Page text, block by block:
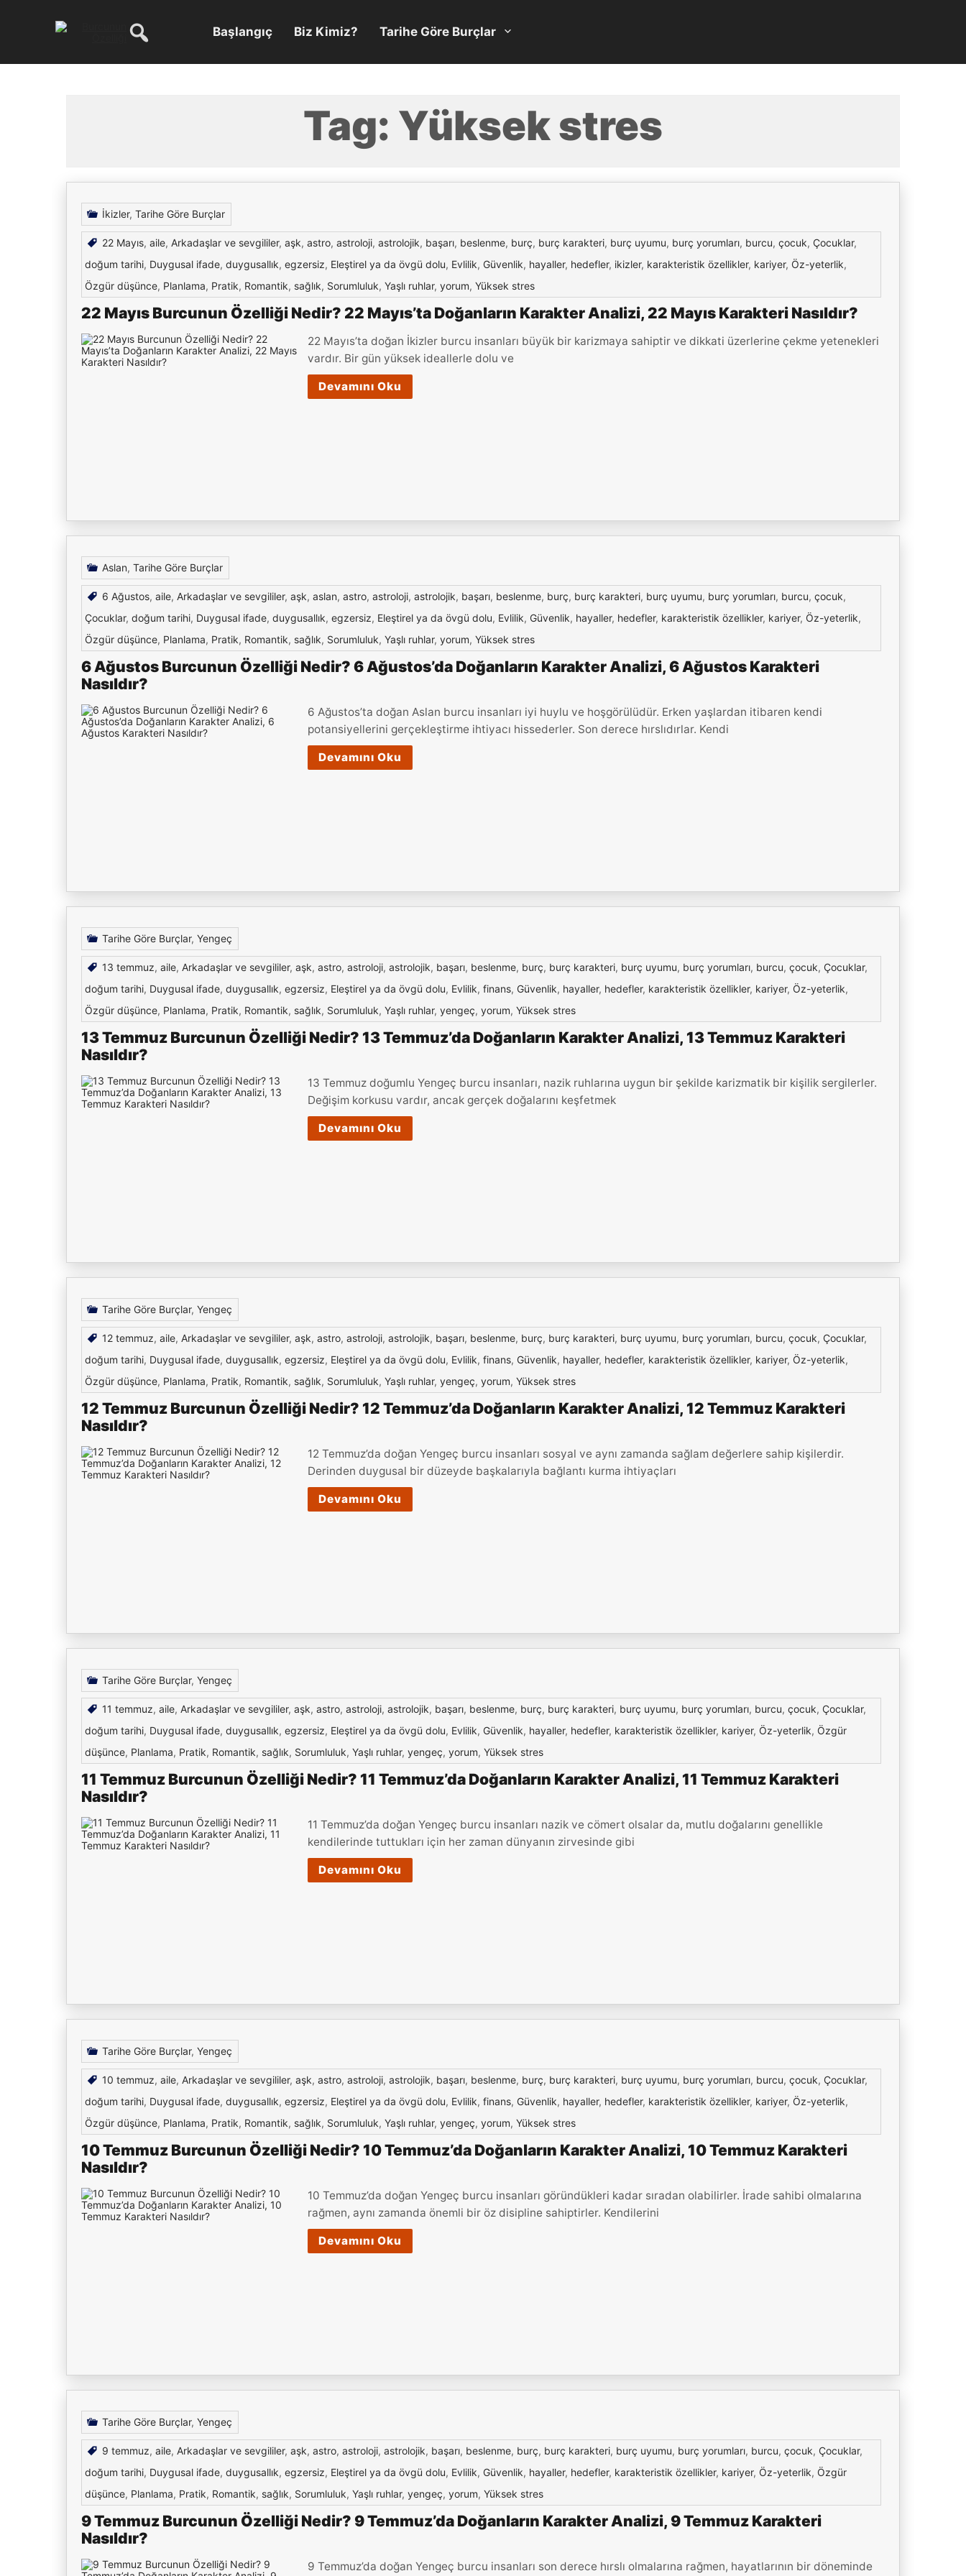
Başlangıç Biz Kimiz? Tarihe Göre Burçlar
Tag: Yüksek stres
İkizler, Tarihe Göre Burçlar
22 Mayıs, aile, Arkadaşlar ve sevgililer, aşk, astro, astroloji, astrolojik, başarı, beslenme, burç, burç karakteri, burç uyumu, burç yorumları, burcu, çocuk, Çocuklar,
doğum tarihi, Duygusal ifade, duygusallık, egzersiz, Eleştirel ya da övgü dolu, Evlilik, Güvenlik, hayaller, hedefler, ikizler, karakteristik özellikler, kariyer, Öz-yeterlik,
Özgür düşünce, Planlama, Pratik, Romantik, sağlık, Sorumluluk, Yaşlı ruhlar, yorum, Yüksek stres
22 Mayıs Burcunun Özelliği Nedir? 22 Mayıs’ta Doğanların Karakter Analizi, 22 Mayıs Karakteri Nasıldır?
22 Mayıs’ta doğan İkizler burcu insanları büyük bir karizmaya sahiptir ve dikkati üzerlerine çekme yetenekleri
vardır. Bir gün yüksek ideallerle dolu ve
Devamını Oku
Aslan, Tarihe Göre Burçlar
6 Ağustos, aile, Arkadaşlar ve sevgililer, aşk, aslan, astro, astroloji, astrolojik, başarı, beslenme, burç, burç karakteri, burç uyumu, burç yorumları, burcu, çocuk,
Çocuklar, doğum tarihi, Duygusal ifade, duygusallık, egzersiz, Eleştirel ya da övgü dolu, Evlilik, Güvenlik, hayaller, hedefler, karakteristik özellikler, kariyer, Öz-yeterlik,
Özgür düşünce, Planlama, Pratik, Romantik, sağlık, Sorumluluk, Yaşlı ruhlar, yorum, Yüksek stres
6 Ağustos Burcunun Özelliği Nedir? 6 Ağustos’da Doğanların Karakter Analizi, 6 Ağustos Karakteri
Nasıldır?
6 Ağustos’ta doğan Aslan burcu insanları iyi huylu ve hoşgörülüdür. Erken yaşlardan itibaren kendi
potansiyellerini gerçekleştirme ihtiyacı hissederler. Son derece hırslıdırlar. Kendi
Devamını Oku
Tarihe Göre Burçlar, Yengeç
13 temmuz, aile, Arkadaşlar ve sevgililer, aşk, astro, astroloji, astrolojik, başarı, beslenme, burç, burç karakteri, burç uyumu, burç yorumları, burcu, çocuk, Çocuklar,
doğum tarihi, Duygusal ifade, duygusallık, egzersiz, Eleştirel ya da övgü dolu, Evlilik, finans, Güvenlik, hayaller, hedefler, karakteristik özellikler, kariyer, Öz-yeterlik,
Özgür düşünce, Planlama, Pratik, Romantik, sağlık, Sorumluluk, Yaşlı ruhlar, yengeç, yorum, Yüksek stres
13 Temmuz Burcunun Özelliği Nedir? 13 Temmuz’da Doğanların Karakter Analizi, 13 Temmuz Karakteri
Nasıldır?
13 Temmuz doğumlu Yengeç burcu insanları, nazik ruhlarına uygun bir şekilde karizmatik bir kişilik sergilerler.
Değişim korkusu vardır, ancak gerçek doğalarını keşfetmek
Devamını Oku
Tarihe Göre Burçlar, Yengeç
12 temmuz, aile, Arkadaşlar ve sevgililer, aşk, astro, astroloji, astrolojik, başarı, beslenme, burç, burç karakteri, burç uyumu, burç yorumları, burcu, çocuk, Çocuklar,
doğum tarihi, Duygusal ifade, duygusallık, egzersiz, Eleştirel ya da övgü dolu, Evlilik, finans, Güvenlik, hayaller, hedefler, karakteristik özellikler, kariyer, Öz-yeterlik,
Özgür düşünce, Planlama, Pratik, Romantik, sağlık, Sorumluluk, Yaşlı ruhlar, yengeç, yorum, Yüksek stres
12 Temmuz Burcunun Özelliği Nedir? 12 Temmuz’da Doğanların Karakter Analizi, 12 Temmuz Karakteri
Nasıldır?
12 Temmuz’da doğan Yengeç burcu insanları sosyal ve aynı zamanda sağlam değerlere sahip kişilerdir.
Derinden duygusal bir düzeyde başkalarıyla bağlantı kurma ihtiyaçları
Devamını Oku
Tarihe Göre Burçlar, Yengeç
11 temmuz, aile, Arkadaşlar ve sevgililer, aşk, astro, astroloji, astrolojik, başarı, beslenme, burç, burç karakteri, burç uyumu, burç yorumları, burcu, çocuk, Çocuklar,
doğum tarihi, Duygusal ifade, duygusallık, egzersiz, Eleştirel ya da övgü dolu, Evlilik, Güvenlik, hayaller, hedefler, karakteristik özellikler, kariyer, Öz-yeterlik, Özgür
düşünce, Planlama, Pratik, Romantik, sağlık, Sorumluluk, Yaşlı ruhlar, yengeç, yorum, Yüksek stres
11 Temmuz Burcunun Özelliği Nedir? 11 Temmuz’da Doğanların Karakter Analizi, 11 Temmuz Karakteri
Nasıldır?
11 Temmuz’da doğan Yengeç burcu insanları nazik ve cömert olsalar da, mutlu doğalarını genellikle
kendilerinde tuttukları için her zaman dünyanın zirvesinde gibi
Devamını Oku
Tarihe Göre Burçlar, Yengeç
10 temmuz, aile, Arkadaşlar ve sevgililer, aşk, astro, astroloji, astrolojik, başarı, beslenme, burç, burç karakteri, burç uyumu, burç yorumları, burcu, çocuk, Çocuklar,
doğum tarihi, Duygusal ifade, duygusallık, egzersiz, Eleştirel ya da övgü dolu, Evlilik, finans, Güvenlik, hayaller, hedefler, karakteristik özellikler, kariyer, Öz-yeterlik,
Özgür düşünce, Planlama, Pratik, Romantik, sağlık, Sorumluluk, Yaşlı ruhlar, yengeç, yorum, Yüksek stres
10 Temmuz Burcunun Özelliği Nedir? 10 Temmuz’da Doğanların Karakter Analizi, 10 Temmuz Karakteri
Nasıldır?
10 Temmuz’da doğan Yengeç burcu insanları göründükleri kadar sıradan olabilirler. İrade sahibi olmalarına
rağmen, aynı zamanda önemli bir öz disipline sahiptirler. Kendilerini
Devamını Oku
Tarihe Göre Burçlar, Yengeç
9 temmuz, aile, Arkadaşlar ve sevgililer, aşk, astro, astroloji, astrolojik, başarı, beslenme, burç, burç karakteri, burç uyumu, burç yorumları, burcu, çocuk, Çocuklar,
doğum tarihi, Duygusal ifade, duygusallık, egzersiz, Eleştirel ya da övgü dolu, Evlilik, Güvenlik, hayaller, hedefler, karakteristik özellikler, kariyer, Öz-yeterlik, Özgür
düşünce, Planlama, Pratik, Romantik, sağlık, Sorumluluk, Yaşlı ruhlar, yengeç, yorum, Yüksek stres
9 Temmuz Burcunun Özelliği Nedir? 9 Temmuz’da Doğanların Karakter Analizi, 9 Temmuz Karakteri
Nasıldır?
9 Temmuz’da doğan Yengeç burcu insanları son derece hırslı olmalarına rağmen, hayatlarının bir döneminde